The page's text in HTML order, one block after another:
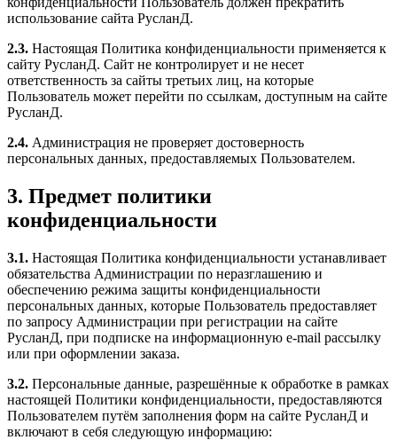
использование сайта РусланД.
2.3. Настоящая Политика конфиденциальности применяется к
сайту РусланД. Сайт не контролирует и не несет
ответственность за сайты третьих лиц, на которые
Пользователь может перейти по ссылкам, доступным на сайте
РусланД.
2.4. Администрация не проверяет достоверность
персональных данных, предоставляемых Пользователем.
3. Предмет политики
конфиденциальности
3.1. Настоящая Политика конфиденциальности устанавливает
обязательства Администрации по неразглашению и
обеспечению режима защиты конфиденциальности
персональных данных, которые Пользователь предоставляет
по запросу Администрации при регистрации на сайте
РусланД, при подписке на информационную e-mail рассылку
или при оформлении заказа.
3.2. Персональные данные, разрешённые к обработке в рамках
настоящей Политики конфиденциальности, предоставляются
Пользователем путём заполнения форм на сайте РусланД и
включают в себя следующую информацию: